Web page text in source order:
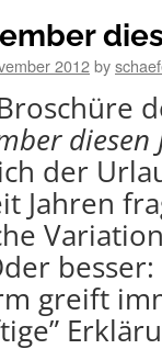
2012by
diesen
der
Jahren
greift